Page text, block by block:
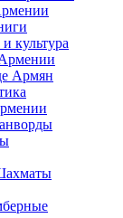
культура
Армян